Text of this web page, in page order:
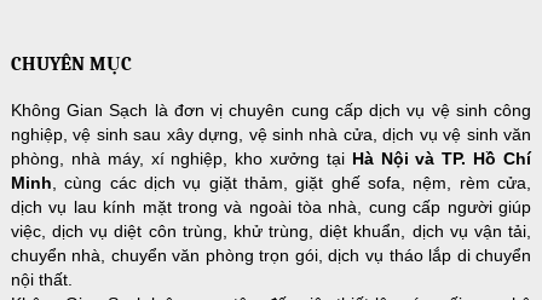
CHUYÊN MỤC
Không Gian Sạch là đơn vị chuyên cung cấp dịch vụ vệ sinh công
nghiệp, vệ sinh sau xây dựng, vệ sinh nhà cửa, dịch vụ vệ sinh văn
phòng, nhà máy, xí nghiệp, kho xưởng tại Hà Nội và TP. Hồ Chí
Minh, cùng các dịch vụ giặt thảm, giặt ghế sofa, nệm, rèm cửa,
dịch vụ lau kính mặt trong và ngoài tòa nhà, cung cấp người giúp
việc, dịch vụ diệt côn trùng, khử trùng, diệt khuẩn, dịch vụ vận tải,
chuyển nhà, chuyển văn phòng trọn gói, dịch vụ tháo lắp di chuyển
nội thất.